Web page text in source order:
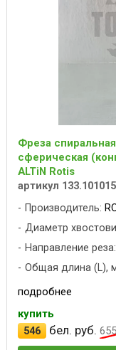
Фреза
сферическая
ALTiN Rotis
артикул
Производитель:
Диаметр
Направление
Общая длина (L),
подробнее
купить
546
бел. руб. 655